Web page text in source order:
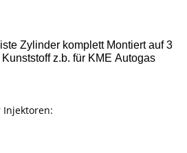
Zylinder komplett Montiert auf 3
z.b. für KME Autogas
Injektoren: